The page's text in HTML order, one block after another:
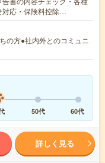
対応・保険料控除…
の方●社内外とのコミュニ
50代 60代
詳しく見る